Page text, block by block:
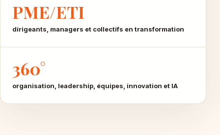
PME/ETI
dirigeants, managers et collectifs en transformation
360°
organisation, leadership, équipes, innovation et IA